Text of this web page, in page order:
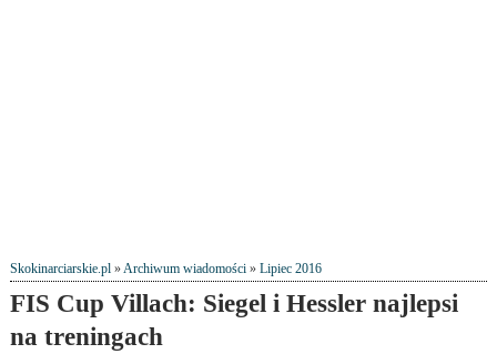
Skokinarciarskie.pl»Archiwum wiadomości» Lipiec 2016
FIS Cup Villach: Siegel i Hessler najlepsi
na treningach